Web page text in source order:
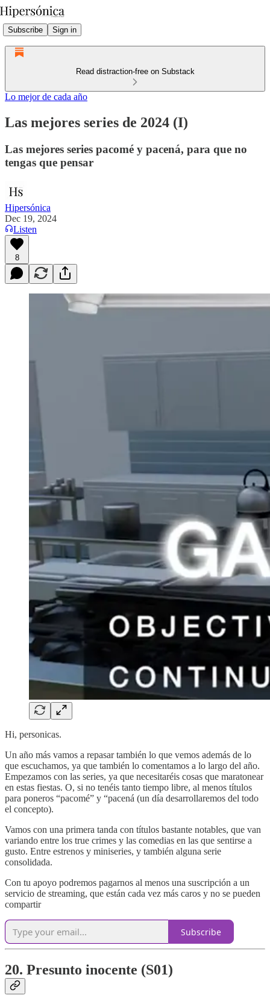
Subscribe Sign in
Read distraction-free on Substack
Lo mejor de cada año
Las mejores series de 2024 (I)
Las mejores series pacomé y pacená, para que no
tengas que pensar
Hipersónica
Dec 19, 2024
Listen
8
Hi, personicas.
Un año más vamos a repasar también lo que vemos además de lo
que escuchamos, ya que también lo comentamos a lo largo del año.
Empezamos con las series, ya que necesitaréis cosas que maratonear
en estas fiestas. O, si no tenéis tanto tiempo libre, al menos títulos
para poneros “pacomé” y “pacená (un día desarrollaremos del todo
el concepto).
Vamos con una primera tanda con títulos bastante notables, que van
variando entre los true crimes y las comedias en las que sentirse a
gusto. Entre estrenos y miniseries, y también alguna serie
consolidada.
Con tu apoyo podremos pagarnos al menos una suscripción a un
servicio de streaming, que están cada vez más caros y no se pueden
compartir
Subscribe
20. Presunto inocente (S01)